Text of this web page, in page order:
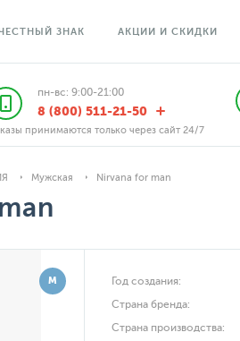
ЗНАК АКЦИИ И СКИДКИ
пн-вс: 9:00-21:00
8 (800) 511-21-50
принимаются только через сайт 24/7
Мужская Nirvana for man
М Год создания:
Страна бренда:
Страна производства: